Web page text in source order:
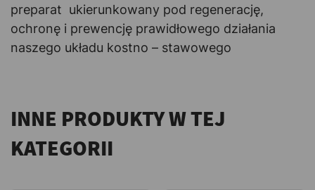
preparat ukierunkowany pod regenerację,
ochronę i prewencję prawidłowego działania
naszego układu kostno – stawowego
INNE PRODUKTY W TEJ
KATEGORII